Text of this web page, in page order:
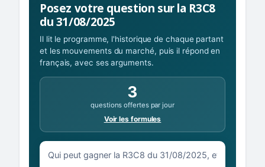
Posez votre question sur la R3C8
du 31/08/2025
Il lit le programme, l'historique de chaque partant
et les mouvements du marché, puis il répond en
français, avec ses arguments.
3
questions offertes par jour
Voir les formules
Votre question sur la R3C8 du 31/08/2025